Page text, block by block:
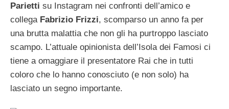
Parietti su Instagram nei confronti dell’amico e
collega Fabrizio Frizzi, scomparso un anno fa per
una brutta malattia che non gli ha purtroppo lasciato
scampo. L’attuale opinionista dell’Isola dei Famosi ci
tiene a omaggiare il presentatore Rai che in tutti
coloro che lo hanno conosciuto (e non solo) ha
lasciato un segno importante.